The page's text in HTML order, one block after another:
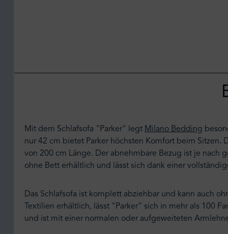
Mit dem Schlafsofa "Parker" legt Milano Bedding
nur 42 cm bietet Parker höchsten Komfort beim Sitzen.
von 200 cm Länge. Der abnehmbare Bezug ist je nach
ohne Bett erhältlich und lässt sich dank einer
Das Schlafsofa ist komplett abziehbar und kann auch
Textilien erhältlich, lässt "Parker" sich in mehr als 100
und ist mit einer normalen oder aufgeweiteten